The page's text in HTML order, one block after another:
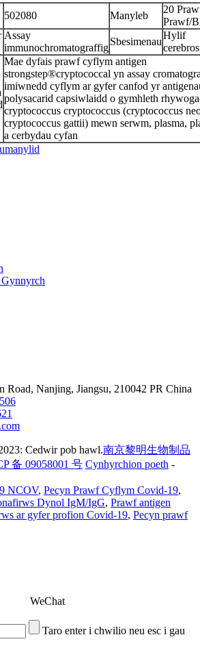
502080 Manyleb
20
Prawf/
Assay
immunochromatograffig
Sbesimenau
Hylif
Mae dyfais prawf cyflym antigen
strongstep®cryptococcal yn assay
imiwnedd cyflym ar gyfer canfod yr
polysacarid capsiwlaidd o gymhleth
cryptococcus cryptococcus (cryptococcus
cryptococcus gattii) mewn serwm, plasma,
a cerbydau cyfan
manylid
Road, Nanjing, Jiangsu, 210042 PR China
Cedwir pob hawl.南京黎明生物制品
备 09058001 号 Cynhyrchion poeth -
NCOV, Pecyn Prawf Cyflym Covid-19,
Dynol IgM/IgG, Prawf antigen
ar gyfer profion Covid-19, Pecyn prawf
WeChat
Taro enter i chwilio neu esc i gau